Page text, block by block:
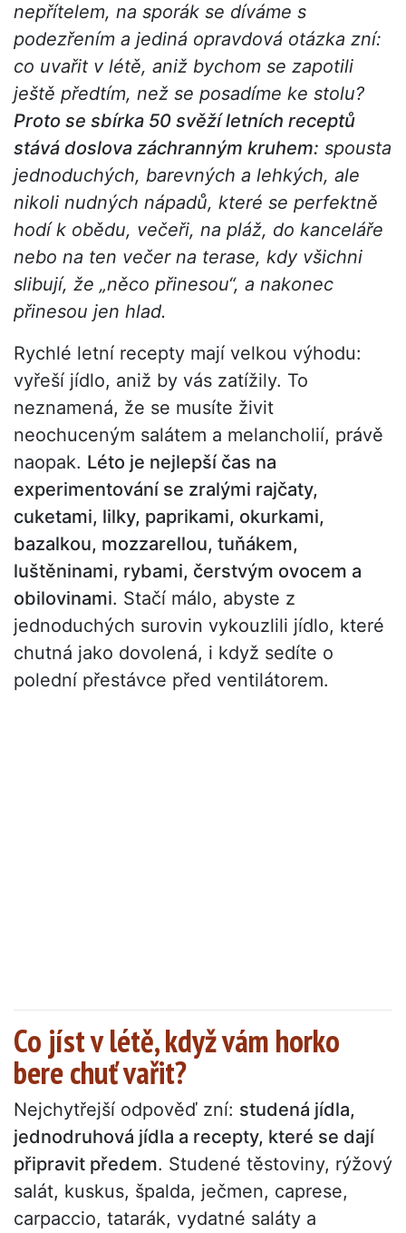
nepřítelem, na sporák se díváme s
podezřením a jediná opravdová otázka zní:
co uvařit v létě, aniž bychom se zapotili
ještě předtím, než se posadíme ke stolu?
Proto se sbírka 50 svěží letních receptů
stává doslova záchranným kruhem: spousta
jednoduchých, barevných a lehkých, ale
nikoli nudných nápadů, které se perfektně
hodí k obědu, večeři, na pláž, do kanceláře
nebo na ten večer na terase, kdy všichni
slibují, že „něco přinesou“, a nakonec
přinesou jen hlad.
Rychlé letní recepty mají velkou výhodu:
vyřeší jídlo, aniž by vás zatížily. To
neznamená, že se musíte živit
neochuceným salátem a melancholií, právě
naopak. Léto je nejlepší čas na
experimentování se zralými rajčaty,
cuketami, lilky, paprikami, okurkami,
bazalkou, mozzarellou, tuňákem,
luštěninami, rybami, čerstvým ovocem a
obilovinami. Stačí málo, abyste z
jednoduchých surovin vykouzlili jídlo, které
chutná jako dovolená, i když sedíte o
polední přestávce před ventilátorem.
Co jíst v létě, když vám horko
bere chuť vařit?
Nejchytřejší odpověď zní: studená jídla,
jednodruhová jídla a recepty, které se dají
připravit předem. Studené těstoviny, rýžový
salát, kuskus, špalda, ječmen, caprese,
carpaccio, tatarák, vydatné saláty a